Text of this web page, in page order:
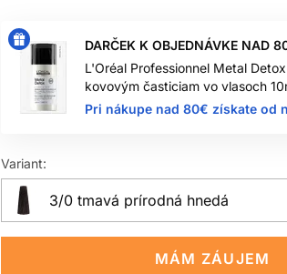
DARČEK K OBJEDNÁVKE NAD
L'Oréal Professionnel Metal
kovovým časticiam vo vlasoch
Pri nákupe nad 80€ získate od
Variant:
3/0 tmavá prírodná hnedá
MÁM ZÁUJEM